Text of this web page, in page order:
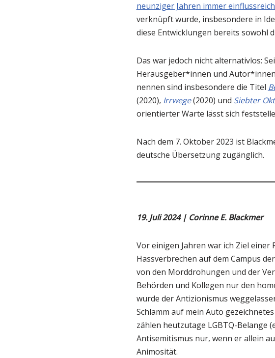
neunziger Jahren immer
verknüpft wurde, insbesondere in
diese Entwicklungen bereits sowohl
Das war jedoch nicht alternativlos:
Herausgeber*innen und
nennen sind insbesondere die Titel
(2020), Irrwege(2020) und Siebter
orientierter Warte lässt sich
Nach dem 7. Oktober 2023 ist
deutsche Übersetzung zugänglich.
19. Juli 2024 | Corinne E. Blackmer
Vor einigen Jahren war ich Ziel
Hassverbrechen auf dem Campus
von den Morddrohungen und der
Behörden und Kollegen nur den
wurde der Antizionismus
Schlamm auf mein Auto
zählen heutzutage LGBTQ-Belange
Antisemitismus nur, wenn er allein
Animosität.